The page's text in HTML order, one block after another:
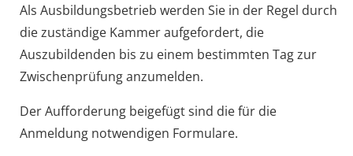
Als Ausbildungsbetrieb werden Sie in der Regel durch
die zuständige Kammer aufgefordert, die
Auszubildenden bis zu einem bestimmten Tag zur
Zwischenprüfung anzumelden.
Der Aufforderung beigefügt sind die für die
Anmeldung notwendigen Formulare.